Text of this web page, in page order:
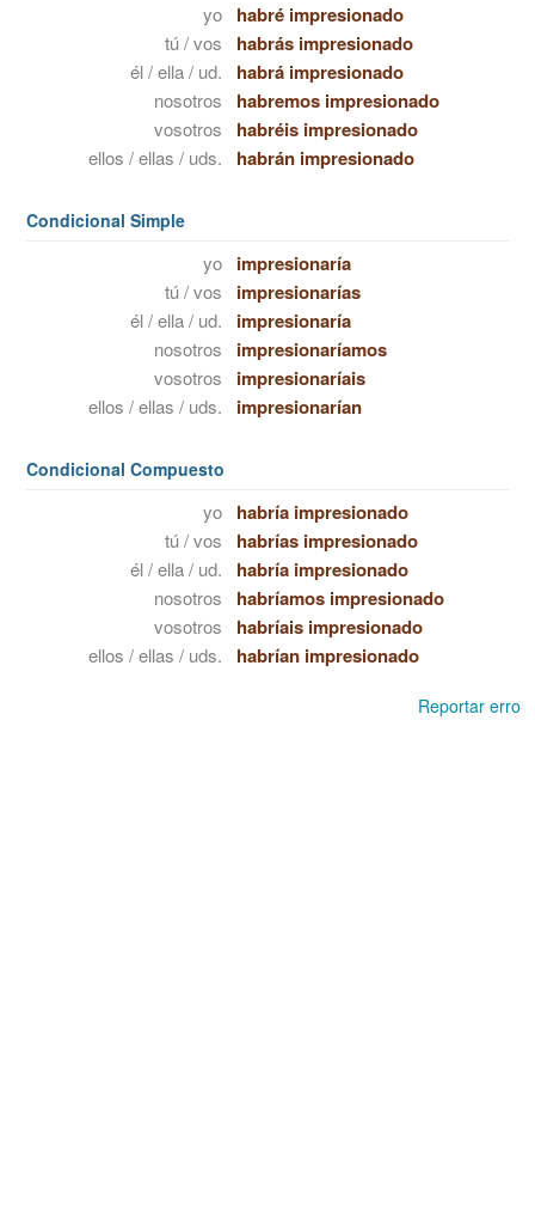
yo habré impresionado
tú / vos habrás impresionado
él / ella / ud. habrá impresionado
nosotros habremos impresionado
vosotros habréis impresionado
ellos / ellas / uds. habrán impresionado
Condicional Simple
yo impresionaría
tú / vos impresionarías
él / ella / ud. impresionaría
nosotros impresionaríamos
vosotros impresionaríais
ellos / ellas / uds. impresionarían
Condicional Compuesto
yo habría impresionado
tú / vos habrías impresionado
él / ella / ud. habría impresionado
nosotros habríamos impresionado
vosotros habríais impresionado
ellos / ellas / uds. habrían impresionado
Reportar erro